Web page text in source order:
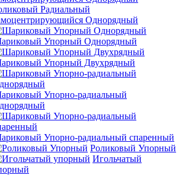
Радиальный
Однорядный
Упорный Однорядный
Упорный Двухрядный
Упорно-радиальный
Упорно-радиальный спаренный
Роликовый Упорный
Игольчатый